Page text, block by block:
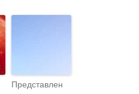
Представлен